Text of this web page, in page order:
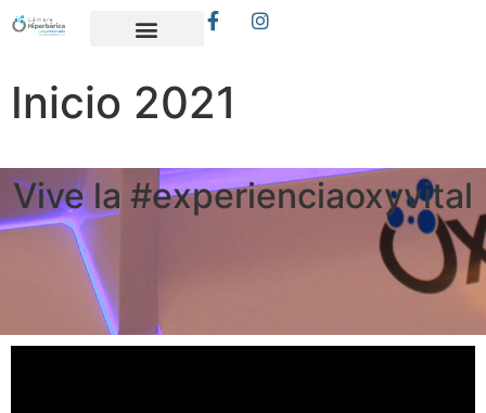
Inicio 2021
Vive la #experienciaoxyvital